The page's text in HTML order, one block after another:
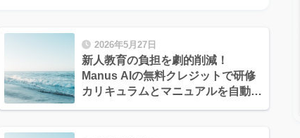
2026年5月27日
新人教育の負担を劇的削減！
Manus AIの無料クレジットで研修
カリキュラムとマニュアルを自動生